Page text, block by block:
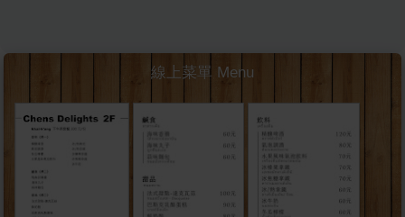
線上菜單 Menu